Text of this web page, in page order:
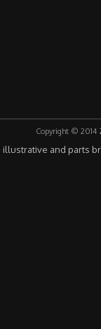
Copyright © 2014
and parts